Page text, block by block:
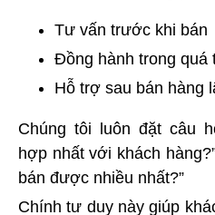
Tư vấn trước khi bán
Đồng hành trong quá
Hỗ trợ sau bán hàng
Chúng tôi luôn đặt câu
hợp nhất với khách
bán được nhiều nhất?”
Chính tư duy này giúp